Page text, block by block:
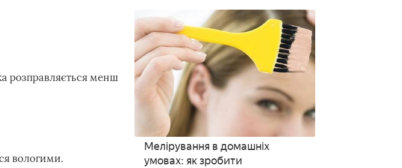
розправляється менш
вологими.
Мелірування в домашніх
умовах: як зробити